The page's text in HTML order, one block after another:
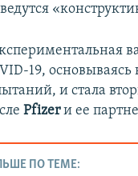
19,
и стала
Pfizerи ее
ПО ТЕМЕ: